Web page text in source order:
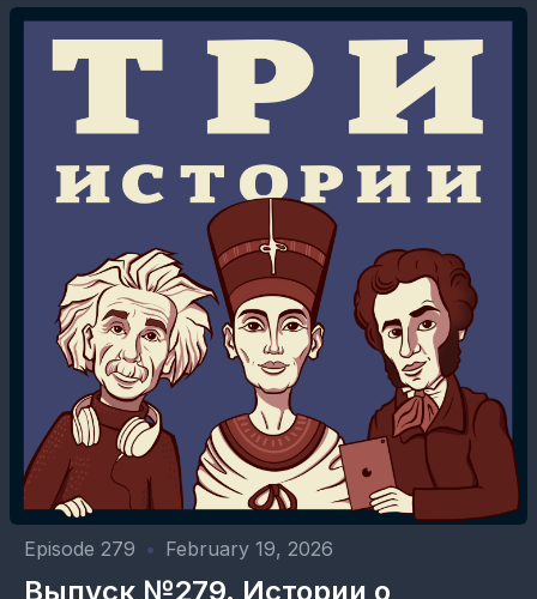
Episode 279 • February 19, 2026
Выпуск №279. Истории о